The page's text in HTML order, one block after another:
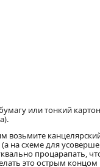
или тонкий
возьмите
на схеме для
процарапать,
это острым